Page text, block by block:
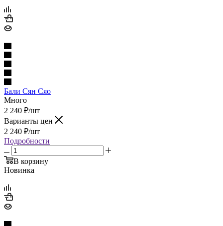
Бали Сян Сяо
Много
2 240 ₽/шт
Варианты цен
2 240 ₽/шт
Подробности
В корзину
Новинка